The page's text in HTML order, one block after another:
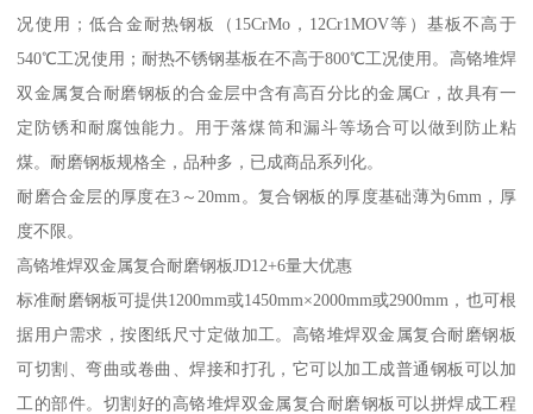
况使用；低合金耐热钢板（15CrMo，12Cr1MOV等）基板不高于
540℃工况使用；耐热不锈钢基板在不高于800℃工况使用。高铬堆焊
双金属复合耐磨钢板的合金层中含有高百分比的金属Cr，故具有一
定防锈和耐腐蚀能力。用于落煤筒和漏斗等场合可以做到防止粘
煤。耐磨钢板规格全，品种多，已成商品系列化。
耐磨合金层的厚度在3～20mm。复合钢板的厚度基础薄为6mm，厚
度不限。
高铬堆焊双金属复合耐磨钢板JD12+6量大优惠
标准耐磨钢板可提供1200mm或1450mm×2000mm或2900mm，也可根
据用户需求，按图纸尺寸定做加工。高铬堆焊双金属复合耐磨钢板
可切割、弯曲或卷曲、焊接和打孔，它可以加工成普通钢板可以加
工的部件。切割好的高铬堆焊双金属复合耐磨钢板可以拼焊成工程